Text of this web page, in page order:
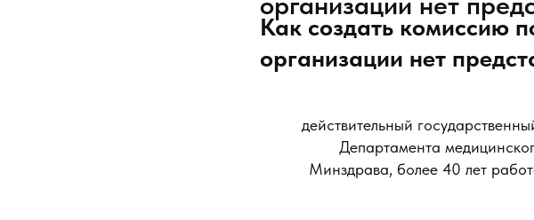
Как создать комиссию
организации нет
действительный
Департамента
Минздрава, более 40 лет